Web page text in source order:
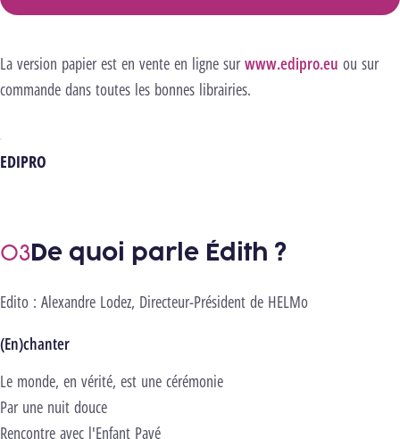
La version papier est en vente en ligne surwww.edipro.eu ou sur
commande dans toutes les bonnes librairies.
EDIPRO
De quoi parle Édith ?
Edito : Alexandre Lodez, Directeur-Président de HELMo
(En)chanter
Le monde, en vérité, est une cérémonie
Par une nuit douce
Rencontre avec l'Enfant Pavé